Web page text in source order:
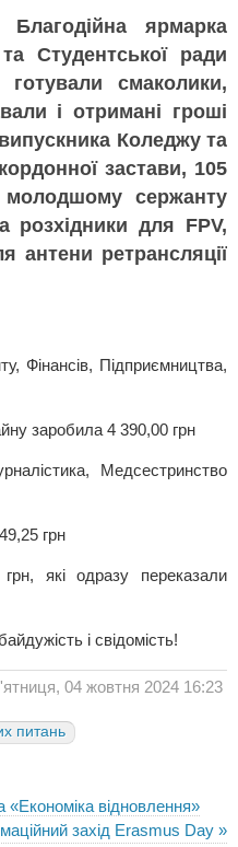
ярмарка
Студентської ради
готували смаколики,
і отримані гроші
Коледжу та
застави, 105
молодшому сержанту
для FPV,
антени ретрансляції
Фінансів, Підприємництва,
заробила 4 390,00 грн
Медсестринство
грн
які одразу переказали
і свідомість!
04 жовтня 2024 16:23
питань
«Економіка відновлення»
захід Erasmus Day »